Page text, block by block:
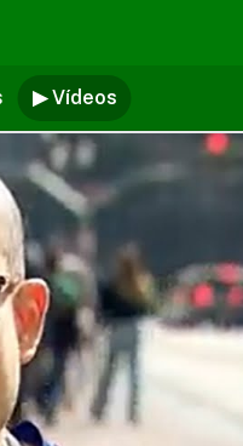
▶ Vídeos